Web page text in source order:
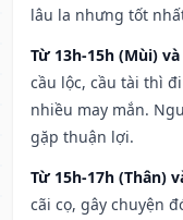
lâu la nhưng tốt
Từ 13h-15h (Mùi)
cầu lộc, cầu tài thì
nhiều may mắn.
gặp thuận lợi.
Từ 15h-17h (Thân)
cãi cọ, gây chuyện